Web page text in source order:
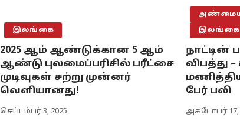
இலங்கை
2025 ஆம் ஆண்டுக்கான 5 ஆம்
ஆண்டு புலமைப்பரிசில் பரீட்சை
முடிவுகள் சற்று முன்னர்
வெளியானது!
செப்டம்பர் 3, 2025
அண்மைய
இலங்கை
நாட்டின்
விபத்து
பேர் பலி
அக்டோபர் 17,